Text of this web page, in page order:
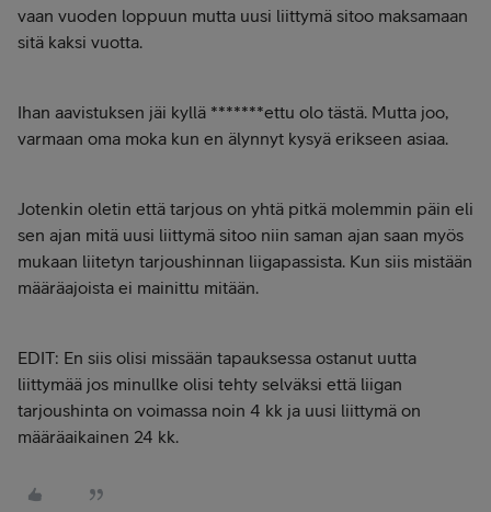
vaan vuoden loppuun mutta uusi liittymä sitoo maksamaan
sitä kaksi vuotta.
Ihan aavistuksen jäi kyllä *******ettu olo tästä. Mutta joo,
varmaan oma moka kun en älynnyt kysyä erikseen asiaa.
Jotenkin oletin että tarjous on yhtä pitkä molemmin päin eli
sen ajan mitä uusi liittymä sitoo niin saman ajan saan myös
mukaan liitetyn tarjoushinnan liigapassista. Kun siis mistään
määräajoista ei mainittu mitään.
EDIT: En siis olisi missään tapauksessa ostanut uutta
liittymää jos minullke olisi tehty selväksi että liigan
tarjoushinta on voimassa noin 4 kk ja uusi liittymä on
määräaikainen 24 kk.